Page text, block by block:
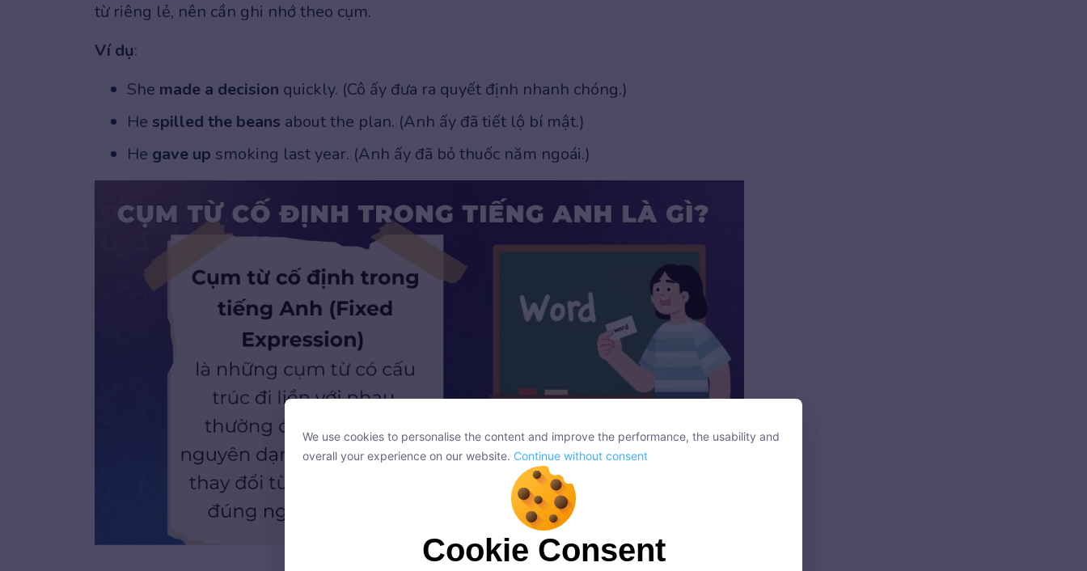
từ riêng lẻ, nên cần ghi nhớ theo cụm.
Ví dụ:
She made a decision quickly. (Cô ấy đưa ra quyết định nhanh chóng.)
He spilled the beans about the plan. (Anh ấy đã tiết lộ bí mật.)
He gave up smoking last year. (Anh ấy đã bỏ thuốc năm ngoái.)
Cụm từ cố định trong tiếng Anh là cụm từ đi liền với nhau
We use cookies to personalise the content and improve the performance, the usability and
overall your experience on our website.
Continue without consent
Cookie Consent
We use cookies to personalise the content and improve the performance, the usability and
overall your experience on our website. Continue without consent
Cookie Consent